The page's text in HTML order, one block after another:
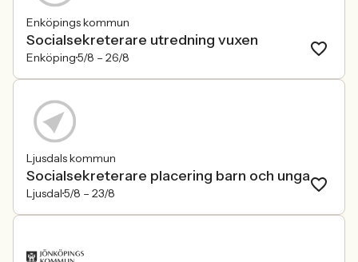
Enköpings kommun
Socialsekreterare utredning vuxen
Enköping5/8 – 26/8
Ljusdals kommun
Socialsekreterare placering barn och unga
Ljusdal5/8 – 23/8